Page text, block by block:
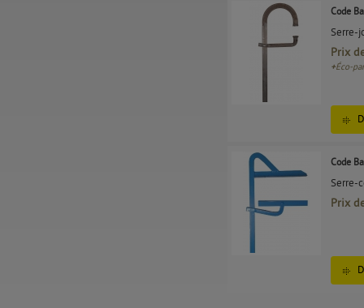
Code
Serre-
Prix
+Éco-
Code
Serre-
Prix